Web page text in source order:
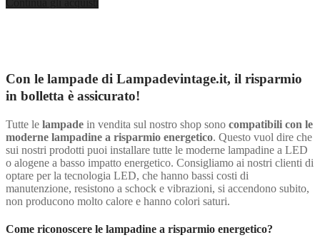
Con le lampade di Lampadevintage.it, il risparmio
in bolletta è assicurato!
Tutte le lampade in vendita sul nostro shop sono compatibili con le
moderne lampadine a risparmio energetico. Questo vuol dire che
sui nostri prodotti puoi installare tutte le moderne lampadine a LED
o alogene a basso impatto energetico. Consigliamo ai nostri clienti di
optare per la tecnologia LED, che hanno bassi costi di
manutenzione, resistono a schock e vibrazioni, si accendono subito,
non producono molto calore e hanno colori saturi.
Come riconoscere le lampadine a risparmio energetico?